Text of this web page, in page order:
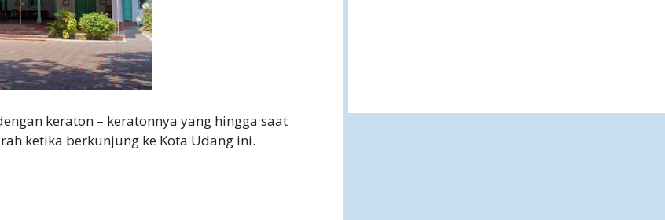
keraton – keratonnya yang hingga saat
ketika berkunjung ke Kota Udang ini.